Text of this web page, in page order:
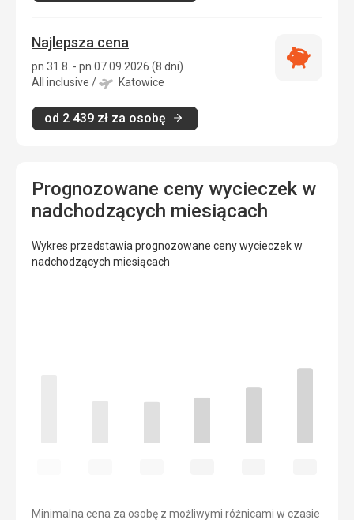
Najlepsza cena
pn 31.8. - pn 07.09.2026 (8 dni)
All inclusive / Katowice
od 2 439 zł za osobę
Najlepsza
Prognozowane ceny wycieczek w
nadchodzących miesiącach
Wykres przedstawia prognozowane ceny wycieczek w
nadchodzących miesiącach
Minimalna cena za osobę z możliwymi różnicami w czasie